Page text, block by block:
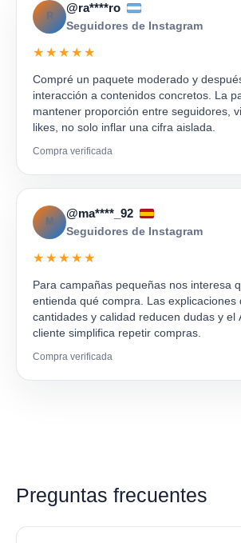
R
@ra****ro
Seguidores de Instagram
★★★★★
Compré un paquete moderado y
interacción a contenidos concretos. La
mantener proporción entre seguidores,
likes, no solo inflar una cifra aislada.
Compra verificada
M
@ma****_92
Seguidores de Instagram
★★★★★
Para campañas pequeñas nos interesa
entienda qué compra. Las explicaciones
cantidades y calidad reducen dudas y el
cliente simplifica repetir compras.
Compra verificada
Preguntas frecuentes